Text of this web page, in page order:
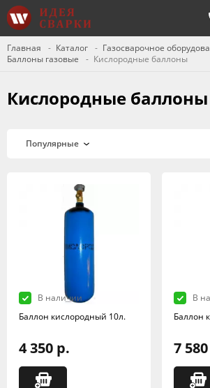
Главная Каталог
Газосварочное
Баллоны газовые
Кислородные баллоны
Кислородные баллоны
В наличии
Баллон кислородный 10л.
4 350 р.
В
Баллон
7